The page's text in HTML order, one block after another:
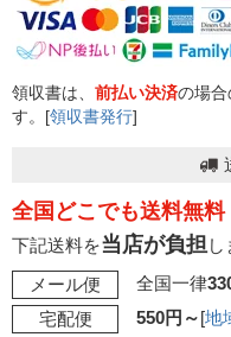
領収書は、 前払い決済の場合
す。[領収書発行]
全国どこでも送料無料
下記送料を当店が負担し
メール便
全国一律
宅配便
550円～[地